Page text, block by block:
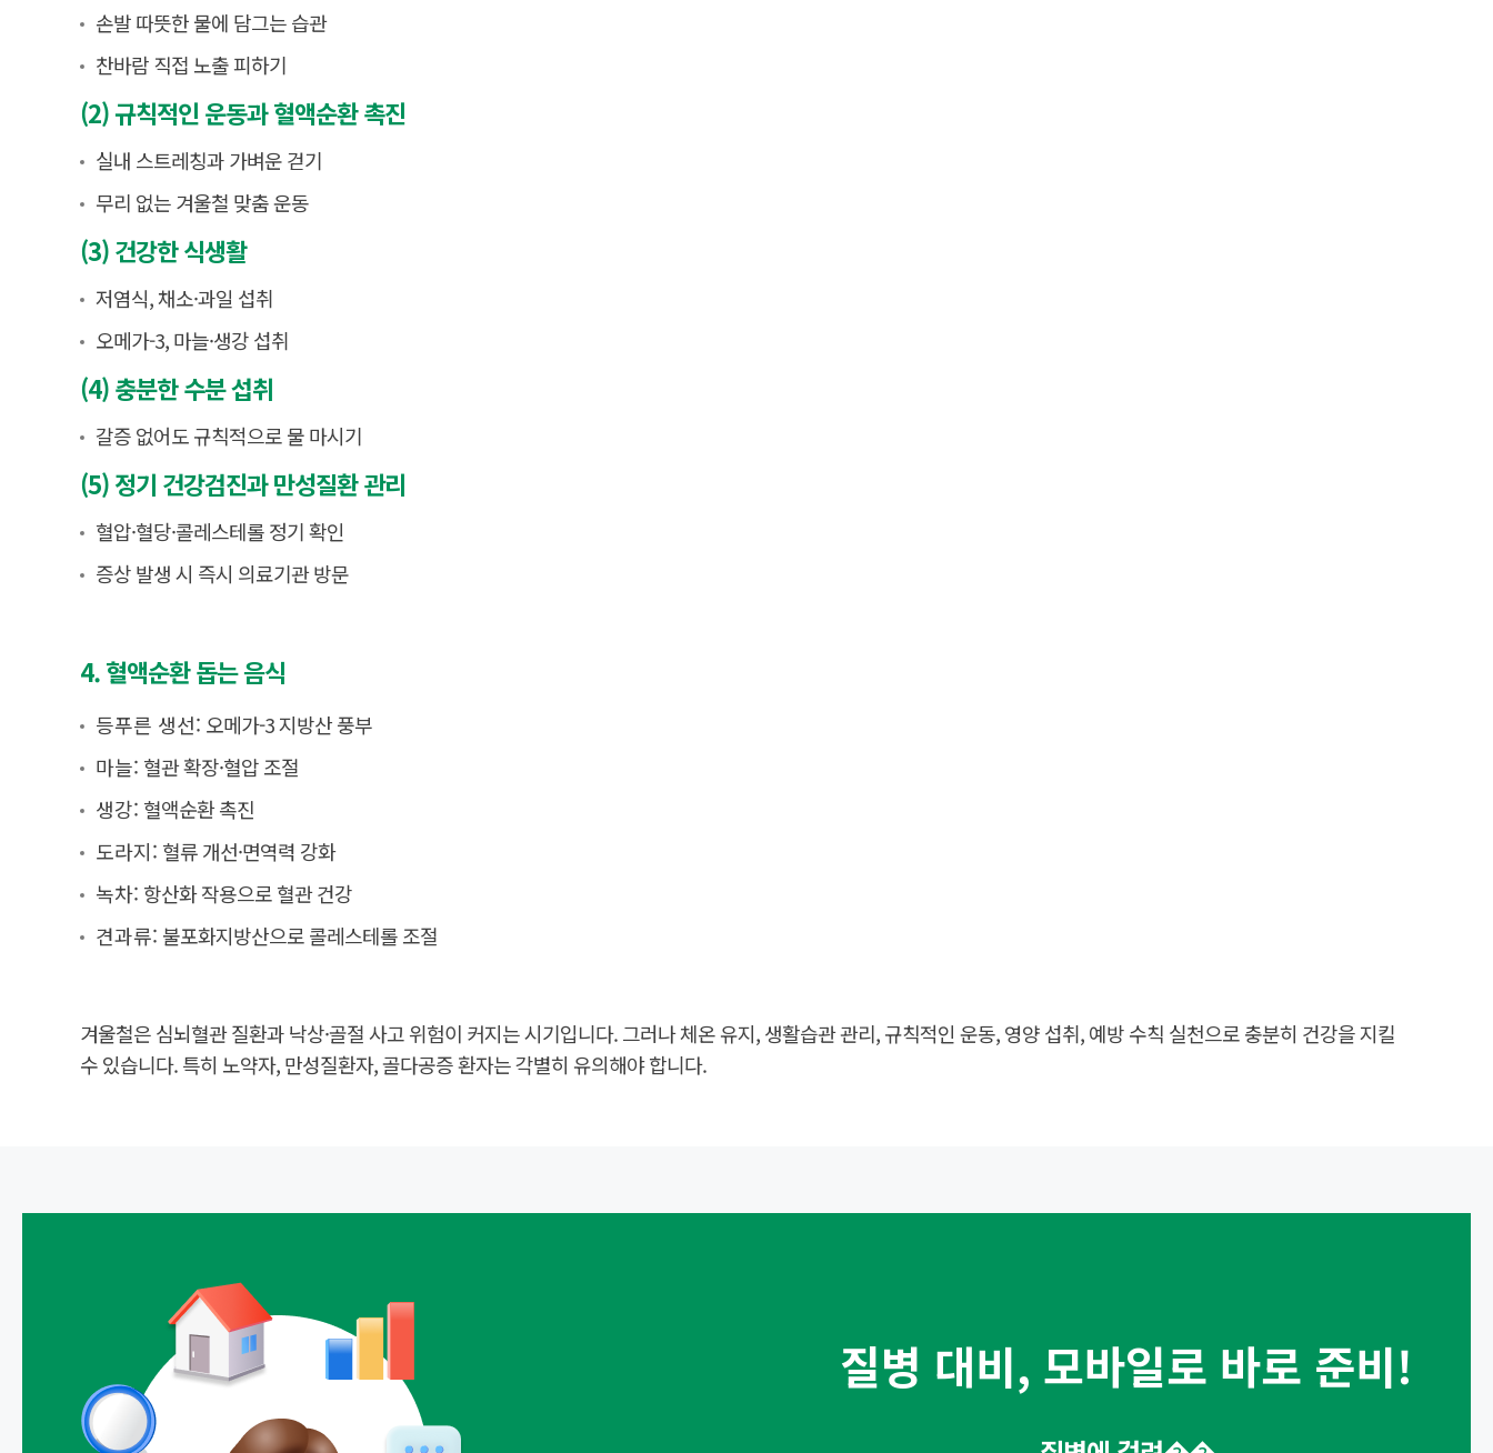
손발 따뜻한 물에 담그는 습관
찬바람 직접 노출 피하기
(2) 규칙적인 운동과 혈액순환 촉진
실내 스트레칭과 가벼운 걷기
무리 없는 겨울철 맞춤 운동
(3) 건강한 식생활
저염식, 채소·과일 섭취
오메가-3, 마늘·생강 섭취
(4) 충분한 수분 섭취
갈증 없어도 규칙적으로 물 마시기
(5) 정기 건강검진과 만성질환 관리
혈압·혈당·콜레스테롤 정기 확인
증상 발생 시 즉시 의료기관 방문
4. 혈액순환 돕는 음식
등푸른 생선: 오메가-3 지방산 풍부
마늘: 혈관 확장·혈압 조절
생강: 혈액순환 촉진
도라지: 혈류 개선·면역력 강화
녹차: 항산화 작용으로 혈관 건강
견과류: 불포화지방산으로 콜레스테롤 조절
겨울철은 심뇌혈관 질환과 낙상·골절 사고 위험이 커지는 시기입니다. 그러나 체온 유지, 생활습관 관리, 규칙적인 운동, 영양 섭취, 예방 수칙 실천으로 충분히 건강을 지킬
수 있습니다. 특히 노약자, 만성질환자, 골다공증 환자는 각별히 유의해야 합니다.
질병 대비, 모바일로 바로 준비!